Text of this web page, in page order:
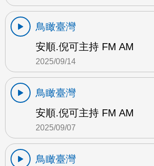
鳥瞰臺灣
安順.倪可主持 FM AM
2025/09/14
鳥瞰臺灣
安順.倪可主持 FM AM
2025/09/07
鳥瞰臺灣